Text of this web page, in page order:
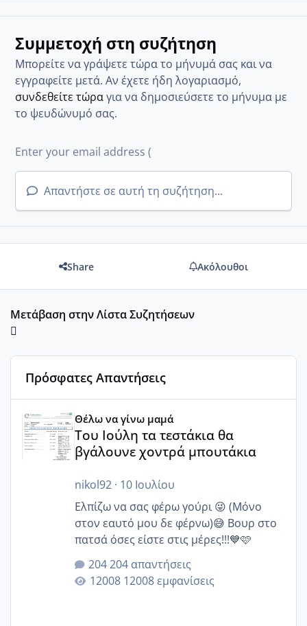
Συμμετοχή στη συζήτηση
Μπορείτε να γράψετε τώρα το μήνυμά σας και να
εγγραφείτε μετά. Αν έχετε ήδη λογαριασμό,
συνδεθείτε τώραγια να δημοσιεύσετε το μήνυμα με
το ψευδώνυμό σας.
Απαντήστε σε αυτή τη συζήτηση...
Share Ακόλουθοι
Μετάβαση στην Λίστα Συζητήσεων
Πρόσφατες Απαντήσεις
Θέλω να γίνω μαμά
Του Ιούλη τα τεστάκια θα
βγάλουνε χοντρά μπουτάκια
nikol92· 10 Ιουλίου
Ελπίζω να σας φέρω γούρι 😜 (Μόνο
στον εαυτό μου δε φέρνω)😅 Βουρ στο
πατσά όσες είστε στις μέρες!!!💙🩷
204 απαντήσεις
12008 εμφανίσεις